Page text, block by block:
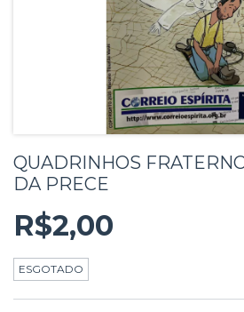
QUADRINHOS
DA PRECE
R$2,00
ESGOTADO